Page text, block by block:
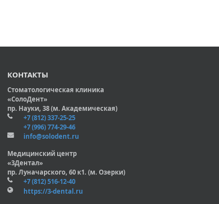
КОНТАКТЫ
Стоматологическая клиника
«СолоДент»
пр. Науки, 38 (м. Академическая)
+7 (812) 337-25-25
+7 (996) 774-29-46
info@solodent.ru
Медицинский центр
«3Дентал»
пр. Луначарского, 60 к1. (м. Озерки)
+7 (812) 516-12-40
https://3-dental.ru